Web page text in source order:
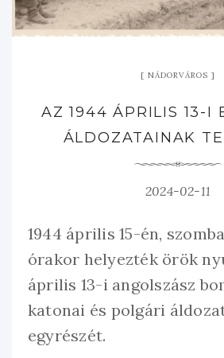
NÁDORVÁROS
AZ 1944 ÁPRILIS 13-I
ÁLDOZATAINAK
2024-02-11
1944 április 15-én,
órakor helyezték örök
április 13-i angolszász
katonai és polgári
egyrészét.